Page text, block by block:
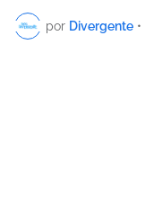
por Divergente •